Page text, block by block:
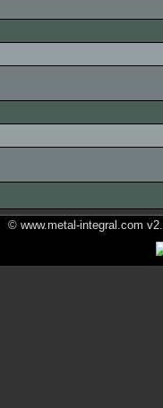
© www.metal-integral.com